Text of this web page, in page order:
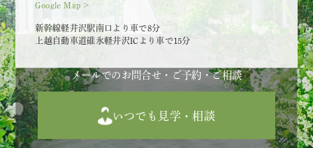
Google Map >
新幹線軽井沢駅南口より車で8分
上越自動車道碓氷軽井沢ICより車で15分
メールでのお問合せ・ご予約・ご相談
いつでも見学・相談